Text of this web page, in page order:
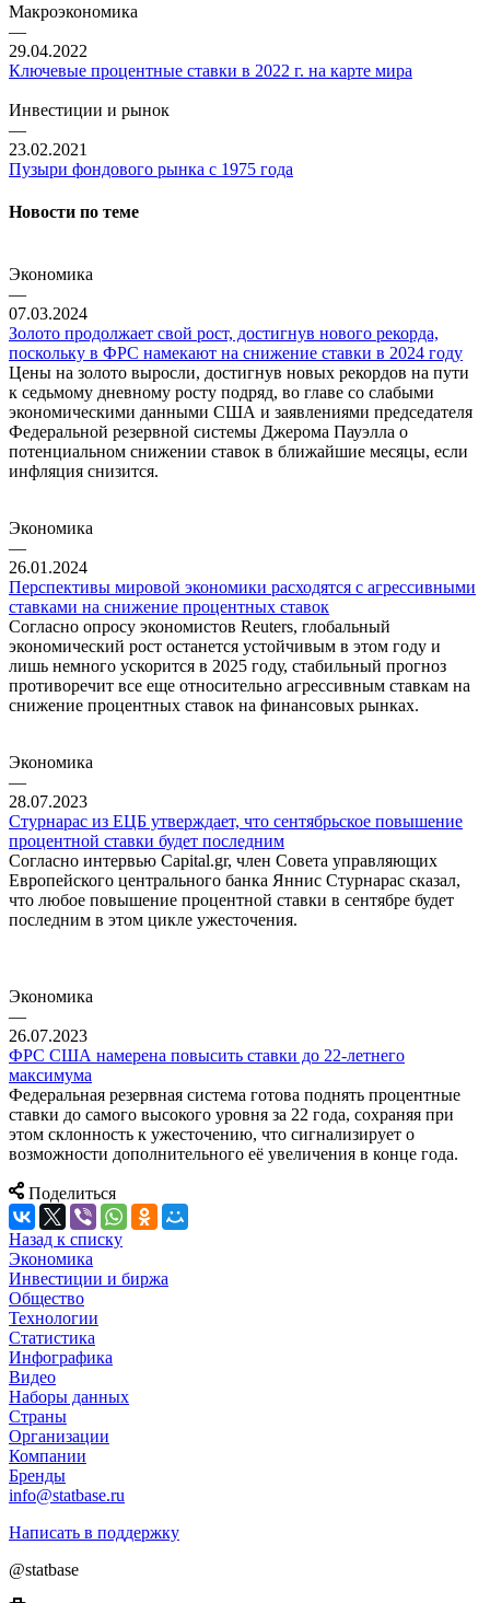
Макроэкономика
—
29.04.2022
Ключевые процентные ставки в 2022 г. на карте мира
Инвестиции и рынок
—
23.02.2021
Пузыри фондового рынка с 1975 года
Новости по теме
Экономика
—
07.03.2024
Золото продолжает свой рост, достигнув нового рекорда,
поскольку в ФРС намекают на снижение ставки в 2024 году
Цены на золото выросли, достигнув новых рекордов на пути
к седьмому дневному росту подряд, во главе со слабыми
экономическими данными США и заявлениями председателя
Федеральной резервной системы Джерома Пауэлла о
потенциальном снижении ставок в ближайшие месяцы, если
инфляция снизится.
Экономика
—
26.01.2024
Перспективы мировой экономики расходятся с агрессивными
ставками на снижение процентных ставок
Согласно опросу экономистов Reuters, глобальный
экономический рост останется устойчивым в этом году и
лишь немного ускорится в 2025 году, стабильный прогноз
противоречит все еще относительно агрессивным ставкам на
снижение процентных ставок на финансовых рынках.
Экономика
—
28.07.2023
Стурнарас из ЕЦБ утверждает, что сентябрьское повышение
процентной ставки будет последним
Согласно интервью Capital.gr, член Совета управляющих
Европейского центрального банка Яннис Стурнарас сказал,
что любое повышение процентной ставки в сентябре будет
последним в этом цикле ужесточения.
Экономика
—
26.07.2023
ФРС США намерена повысить ставки до 22-летнего
максимума
Федеральная резервная система готова поднять процентные
ставки до самого высокого уровня за 22 года, сохраняя при
этом склонность к ужесточению, что сигнализирует о
возможности дополнительного её увеличения в конце года.
Поделиться
Назад к списку
Экономика
Инвестиции и биржа
Общество
Технологии
Cтатистика
Инфографика
Видео
Наборы данных
Страны
Организации
Компании
Бренды
info@statbase.ru
Написать в поддержку
@statbase